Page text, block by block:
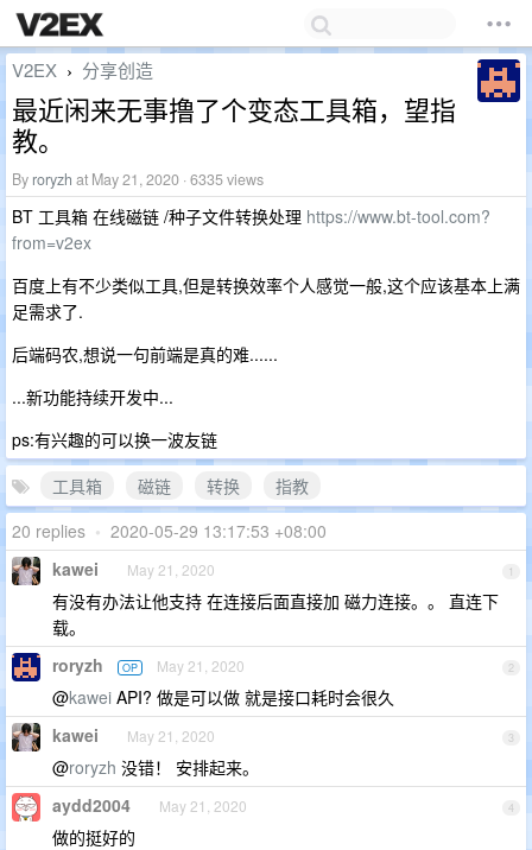
V2EX › 分享创造
最近闲来无事撸了个变态工具箱，望指
教。
By roryzh at May 21, 2020 · 6335 views
BT 工具箱 在线磁链 /种子文件转换处理 https://www.bt-tool.com?
from=v2ex
百度上有不少类似工具,但是转换效率个人感觉一般,这个应该基本上满
足需求了.
后端码农,想说一句前端是真的难......
...新功能持续开发中...
ps:有兴趣的可以换一波友链
工具箱
磁链 转换
指教
20 replies • 2020-05-29 13:17:53 +08:00
1
kawei May 21, 2020
有没有办法让他支持 在连接后面直接加 磁力连接。。 直连下
载。
2
roryzh OP May 21, 2020
@kawei API? 做是可以做 就是接口耗时会很久
3
kawei May 21, 2020
@roryzh 没错！ 安排起来。
4
aydd2004 May 21, 2020
做的挺好的